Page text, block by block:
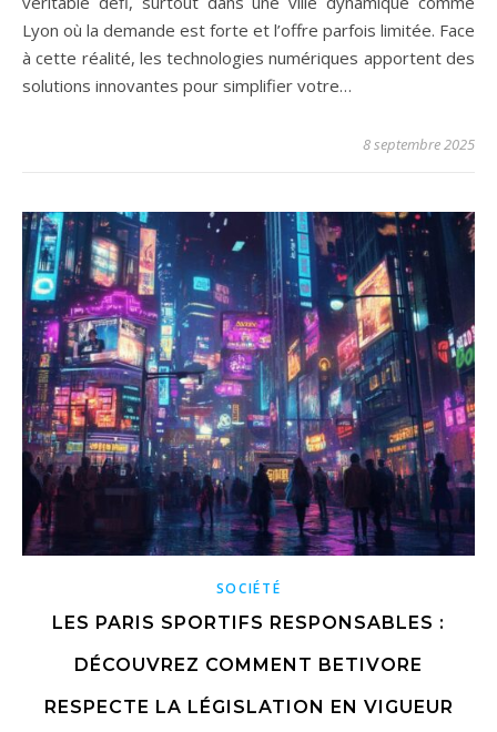
Lyon où la demande est forte et l’offre parfois limitée. Face
à cette réalité, les technologies numériques apportent des
solutions innovantes pour simplifier votre…
8 septembre 2025
SOCIÉTÉ
LES PARIS SPORTIFS RESPONSABLES :
DÉCOUVREZ COMMENT BETIVORE
RESPECTE LA LÉGISLATION EN VIGUEUR